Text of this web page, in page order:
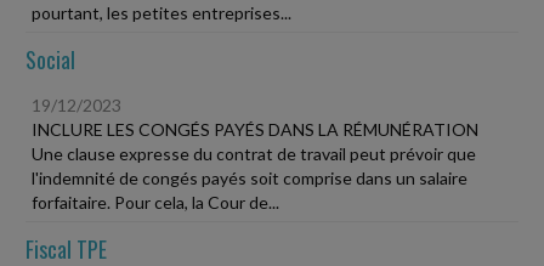
pourtant, les petites entreprises...
Social
19/12/2023
INCLURE LES CONGÉS PAYÉS DANS LA RÉMUNÉRATION
Une clause expresse du contrat de travail peut prévoir que
l'indemnité de congés payés soit comprise dans un salaire
forfaitaire. Pour cela, la Cour de...
Fiscal TPE